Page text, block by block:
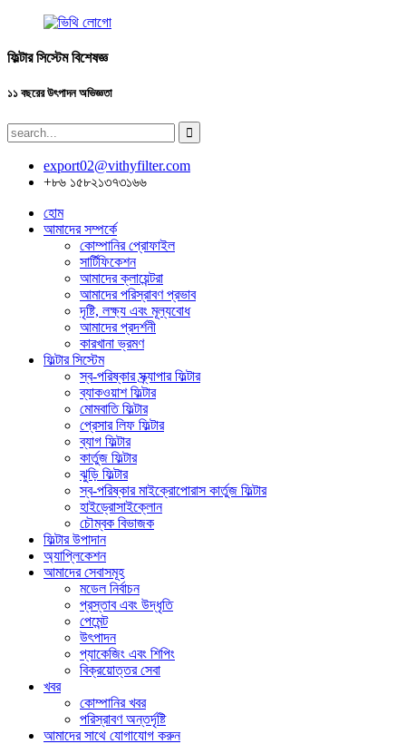
ফিল্টার সিস্টেম বিশেষজ্ঞ
১১ বছরের উৎপাদন অভিজ্ঞতা
export02@vithyfilter.com
+৮৬ ১৫৮২১৩৭৩১৬৬
হোম
আমাদের সম্পর্কে
কোম্পানির প্রোফাইল
সার্টিফিকেশন
আমাদের ক্লায়েন্টরা
আমাদের পরিস্রাবণ প্রভাব
দৃষ্টি, লক্ষ্য এবং মূল্যবোধ
আমাদের প্রদর্শনী
কারখানা ভ্রমণ
ফিল্টার সিস্টেম
স্ব-পরিষ্কার স্ক্র্যাপার ফিল্টার
ব্যাকওয়াশ ফিল্টার
মোমবাতি ফিল্টার
প্রেসার লিফ ফিল্টার
ব্যাগ ফিল্টার
কার্তুজ ফিল্টার
ঝুড়ি ফিল্টার
স্ব-পরিষ্কার মাইক্রোপোরাস কার্তুজ ফিল্টার
হাইড্রোসাইক্লোন
চৌম্বক বিভাজক
ফিল্টার উপাদান
অ্যাপ্লিকেশন
আমাদের সেবাসমূহ
মডেল নির্বাচন
প্রস্তাব এবং উদ্ধৃতি
পেমেন্ট
উৎপাদন
প্যাকেজিং এবং শিপিং
বিক্রয়োত্তর সেবা
খবর
কোম্পানির খবর
পরিস্রাবণ অন্তর্দৃষ্টি
আমাদের সাথে যোগাযোগ করুন